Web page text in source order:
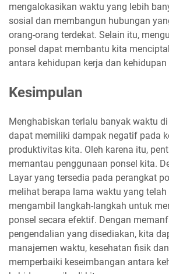
mengalokasikan waktu yang lebih
sosial dan membangun hubungan
orang-orang terdekat. Selain itu,
ponsel dapat membantu kita
antara kehidupan kerja dan kehidupan
Kesimpulan
Menghabiskan terlalu banyak waktu
dapat memiliki dampak negatif pada
produktivitas kita. Oleh karena itu,
memantau penggunaan ponsel kita.
Layar yang tersedia pada perangkat
melihat berapa lama waktu yang
mengambil langkah-langkah untuk
ponsel secara efektif. Dengan
pengendalian yang disediakan, kita
manajemen waktu, kesehatan fisik
memperbaiki keseimbangan antara